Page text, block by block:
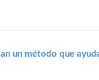
un método que